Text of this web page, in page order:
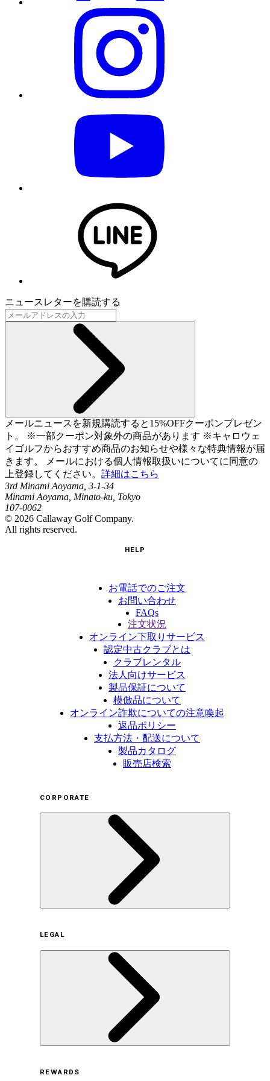
ニュースレターを購読する
メールニュースを新規購読すると15%OFFクーポンプレゼン
ト。 ※一部クーポン対象外の商品があります ※キャロウェ
イゴルフからおすすめ商品のお知らせや様々な特典情報が届
きます。 メールにおける個人情報取扱いについてに同意の
上登録してください。 詳細はこちら
3rd Minami Aoyama, 3-1-34
Minami Aoyama, Minato-ku, Tokyo
107-0062
© 2026 Callaway Golf Company.
All rights reserved.
HELP
お電話でのご注文
お問い合わせ
FAQs
注文状況
オンライン下取りサービス
認定中古クラブとは
クラブレンタル
法人向けサービス
製品保証について
模倣品について
オンライン詐欺についての注意喚起
返品ポリシー
支払方法・配送について
製品カタログ
販売店検索
CORPORATE
サステナビリティの取り組み（日本）
サステナビリティの取り組み（米国/英語）
ヒストリー
採用情報
LEGAL
REWARDS